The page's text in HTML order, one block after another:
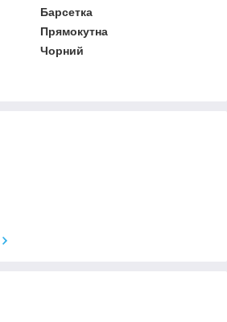
Барсетка
Прямокутна
Чорний